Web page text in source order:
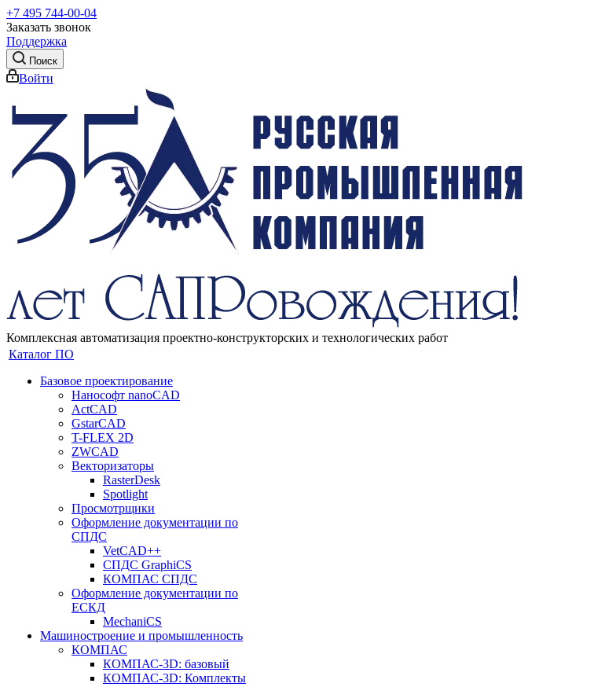
+7 495 744-00-04
Заказать звонок
Поддержка
Поиск
Войти
Комплексная автоматизация проектно-конструкторских и технологических работ
Каталог ПО
Базовое проектирование
Нанософт nanoCAD
ActCAD
GstarCAD
T-FLEX 2D
ZWCAD
Векторизаторы
RasterDesk
Spotlight
Просмотрщики
Оформление документации по
СПДС
VetCAD++
СПДС GraphiCS
КОМПАС СПДС
Оформление документации по
ЕСКД
MechaniCS
Машиностроение и промышленность
КОМПАС
КОМПАС-3D: базовый
КОМПАС-3D: Комплекты